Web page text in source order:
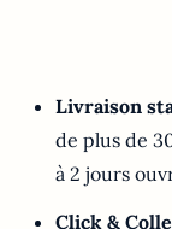
Livraison
de plus de
à 2 jours
Click &